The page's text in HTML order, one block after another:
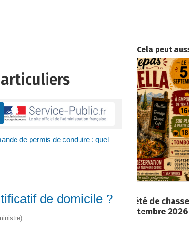
de permis de conduire : quel
de domicile ?
Cela peut
– Société de chasse –
Soirée
Samedi